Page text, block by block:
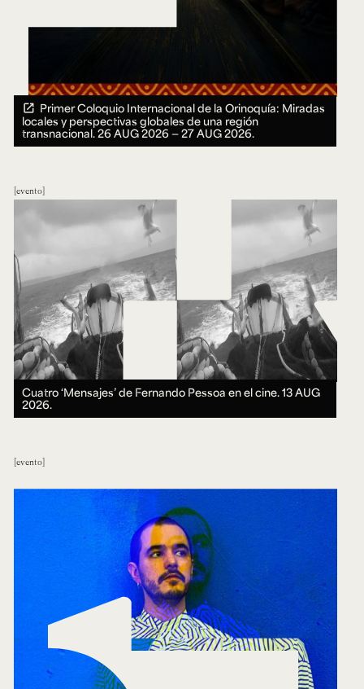
Primer Coloquio Internacional de la Orinoquía: Miradas
locales y perspectivas globales de una región
transnacional.26 AUG 2026 ― 27 AUG 2026.
evento
Cuatro ‘Mensajes’ de Fernando Pessoa en el cine.13 AUG
2026.
evento